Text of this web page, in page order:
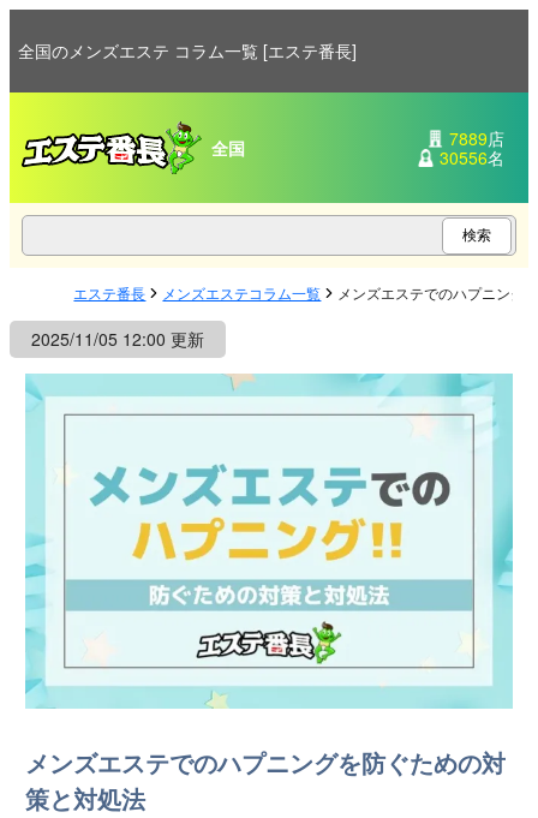
全国のメンズエステ コラム一覧 [エステ番長]
全国 7889店
30556名
エステ番長 メンズエステコラム一覧 メンズエステでのハプニング
2025/11/05 12:00 更新
メンズエステでのハプニングを防ぐための対
策と対処法